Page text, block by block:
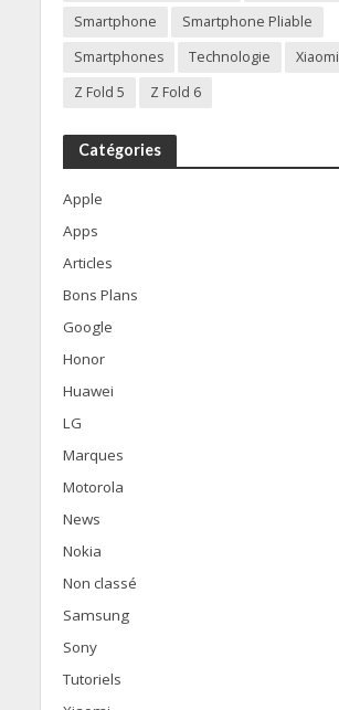
Smartphone
Smartphone Pliable
Smartphones
Technologie Xiaomi
Z Fold 5
Z Fold 6
Catégories
Apple
Apps
Articles
Bons Plans
Google
Honor
Huawei
LG
Marques
Motorola
News
Nokia
Non classé
Samsung
Sony
Tutoriels